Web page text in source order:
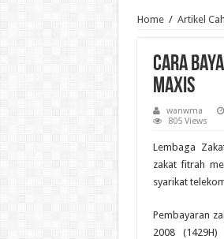
Home / Artikel
Cara
Maxis
wanwma
805 Views
Lembaga
zakat fitrah
syarikat
Pembayaran
2008